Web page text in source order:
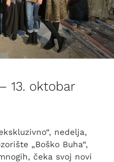
13. oktobar
nedelja,
„Boško Buha“,
čeka svoj novi